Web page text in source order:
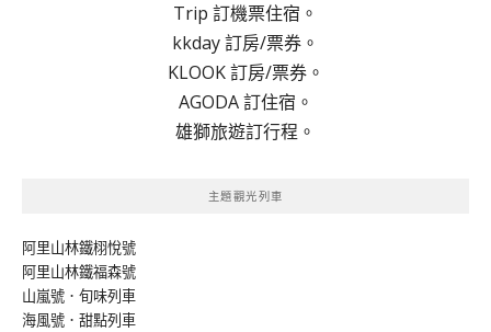
Trip 訂機票住宿。
kkday 訂房/票券。
KLOOK 訂房/票券。
AGODA 訂住宿。
雄獅旅遊訂行程。
主題觀光列車
阿里山林鐵栩悅號
阿里山林鐵福森號
山嵐號．旬味列車
海風號．甜點列車